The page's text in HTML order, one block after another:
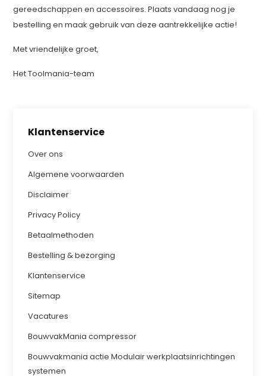
Klantenservice
Over ons
Algemene voorwaarden
Disclaimer
Privacy Policy
Betaalmethoden
Bestelling & bezorging
Klantenservice
Sitemap
Vacatures
BouwvakMania compressor
Bouwvakmania actie Modulair werkplaatsinrichtingen
systemen
gereedschappen en accessoires. Plaats vandaag nog je
bestelling en maak gebruik van deze aantrekkelijke actie!
Met vriendelijke groet,
Het Toolmania-team